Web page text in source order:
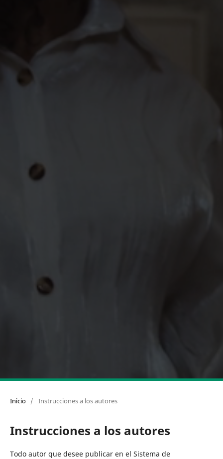
Inicio / Instrucciones a los autores
Instrucciones a los autores
Todo autor que desee publicar en el Sistema de